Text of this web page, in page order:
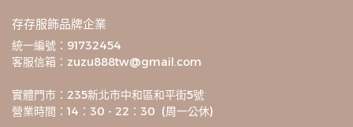
存存服飾品牌企業
統一編號：91732454
客服信箱：zuzu888tw@gmail.com
實體門市：235新北市中和區和平街5號
營業時間：14：30 - 22：30  (周一公休)